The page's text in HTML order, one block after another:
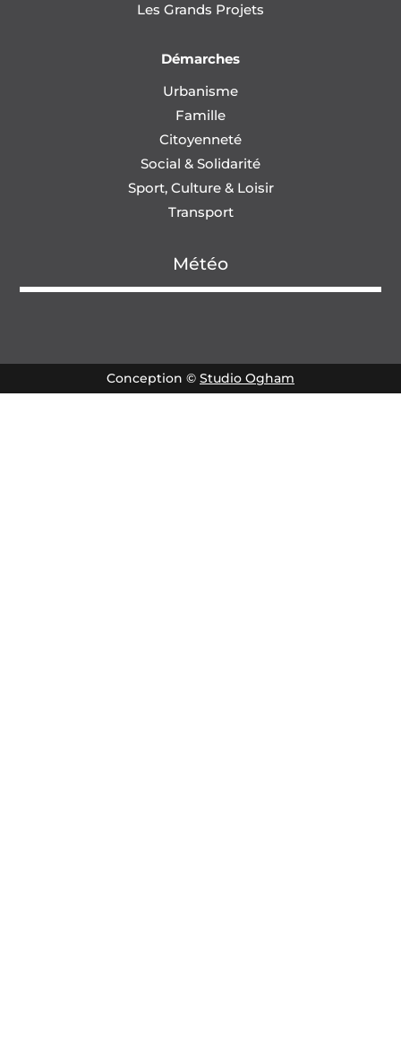
Les Grands Projets
Démarches
Urbanisme
Famille
Citoyenneté
Social & Solidarité
Sport, Culture & Loisir
Transport
Météo
Conception © Studio Ogham